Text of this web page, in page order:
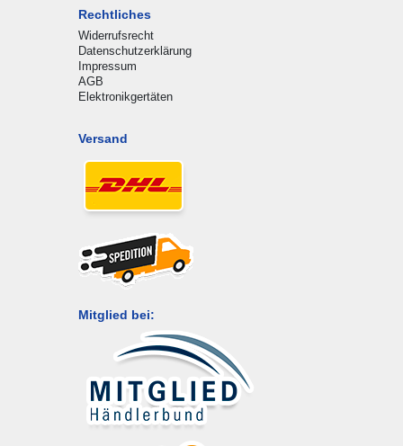
Rechtliches
Widerrufsrecht
Datenschutzerklärung
Impressum
AGB
Elektronikgertäten
Versand
Mitglied bei: